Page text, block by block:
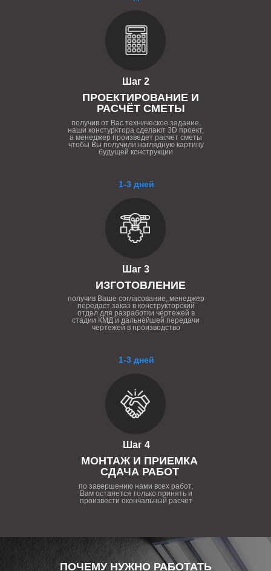
1-3 дней
Шаг 4
МОНТАЖ И ПРИЕМКА
СДАЧА РАБОТ
по завершению нами всех работ,
Вам останется только принять и
произвести окончальный расчет
1-3 дней
Шаг 3
ИЗГОТОВЛЕНИЕ
получив Ваше согласование, менеджер
передаст заказ в конструкторский
отдел для разработки чертежей в
стадии КМД и дальнейшей передачи
чертежей в производство
Шаг 2
ПРОЕКТИРОВАНИЕ И
РАСЧЁТ СМЕТЫ
получив от Вас техническое задание,
наши констурктора сделают 3D проект,
а менеджер произведет расчет сметы
чтобы Вы получили наглядную картину
будущей конструкции
ПОЧЕМУ НУЖНО РАБОТАТЬ